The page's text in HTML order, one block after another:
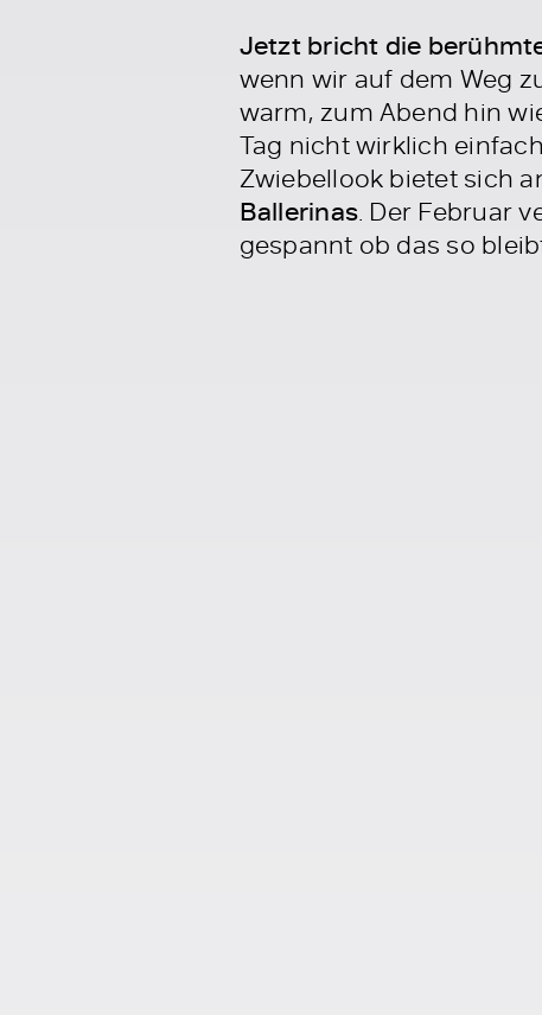
Jetzt bricht die
wenn wir auf dem Weg
warm, zum Abend hin
Tag nicht wirklich
Zwiebellook bietet sich
Ballerinas. Der Februar
gespannt ob das so